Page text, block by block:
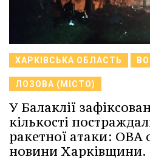
ХАРКІВСЬКА ОБЛАСТЬ
ЛОЗОВА (МІСТО)
У Балаклії
кількості
ракетної атаки: ОВА
новини Харківщини.